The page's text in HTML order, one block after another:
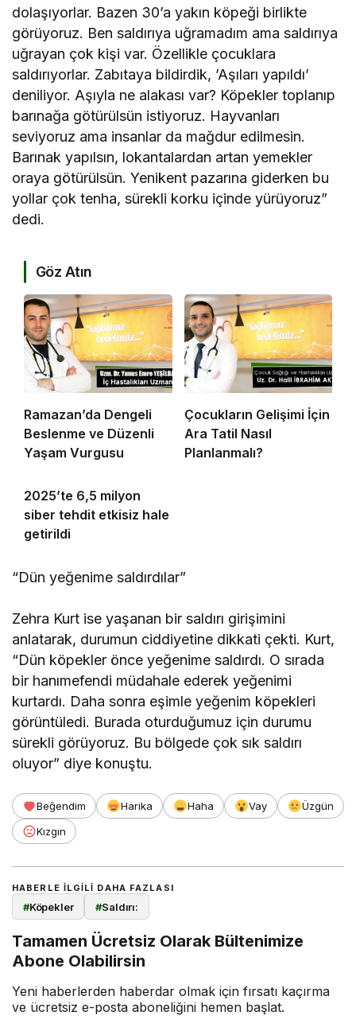
dolaşıyorlar. Bazen 30’a yakın köpeği birlikte
görüyoruz. Ben saldırıya uğramadım ama saldırıya
uğrayan çok kişi var. Özellikle çocuklara
saldırıyorlar. Zabıtaya bildirdik, ’Aşıları yapıldı’
deniliyor. Aşıyla ne alakası var? Köpekler toplanıp
barınağa götürülsün istiyoruz. Hayvanları
seviyoruz ama insanlar da mağdur edilmesin.
Barınak yapılsın, lokantalardan artan yemekler
oraya götürülsün. Yenikent pazarına giderken bu
yollar çok tenha, sürekli korku içinde yürüyoruz”
dedi.
Göz Atın
Ramazan’da Dengeli
Beslenme ve Düzenli
Yaşam Vurgusu
Çocukların Gelişimi İçin
Ara Tatil Nasıl
Planlanmalı?
2025’te 6,5 milyon
siber tehdit etkisiz hale
getirildi
“Dün yeğenime saldırdılar”
Zehra Kurt ise yaşanan bir saldırı girişimini
anlatarak, durumun ciddiyetine dikkati çekti. Kurt,
“Dün köpekler önce yeğenime saldırdı. O sırada
bir hanımefendi müdahale ederek yeğenimi
kurtardı. Daha sonra eşimle yeğenim köpekleri
görüntüledi. Burada oturduğumuz için durumu
sürekli görüyoruz. Bu bölgede çok sık saldırı
oluyor” diye konuştu.
Beğendim Harika Haha Vay
Üzgün
Kızgın
HABERLE ILGILI DAHA FAZLASI
#Köpekler #Saldırı:
Tamamen Ücretsiz Olarak Bültenimize
Abone Olabilirsin
Yeni haberlerden haberdar olmak için fırsatı kaçırma
ve ücretsiz e-posta aboneliğini hemen başlat.